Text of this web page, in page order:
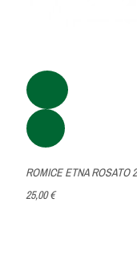
ROMICE ETNA ROSATO
25,00 €